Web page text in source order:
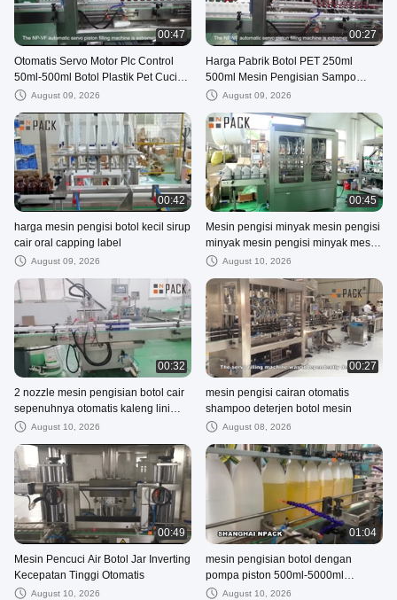
00:47
Otomatis Servo Motor Plc Control
50ml-500ml Botol Plastik Pet Cuci
Tangan Mesin Pengisi
August 09, 2026
00:27
Harga Pabrik Botol PET 250ml
500ml Mesin Pengisian Sampo
Minyak Rambut
August 09, 2026
00:42
harga mesin pengisi botol kecil sirup
cair oral capping label
August 09, 2026
00:45
Mesin pengisi minyak mesin pengisi
minyak mesin pengisi minyak mesin
pengisi minyak mesin pengisi
pengisi minyak mesin pengisi
minyak mesin pengisi minyak mesin
pengisi minyak mesin pengisi
minyak mesin pengisi minyak mes
August 10, 2026
00:32
2 nozzle mesin pengisian botol cair
sepenuhnya otomatis kaleng lini
produksi
August 10, 2026
00:27
mesin pengisi cairan otomatis
shampoo deterjen botol mesin
August 08, 2026
00:49
Mesin Pencuci Air Botol Jar Inverting
Kecepatan Tinggi Otomatis
August 10, 2026
01:04
mesin pengisian botol dengan
pompa piston 500ml-5000ml
dengan deterjen cair
August 10, 2026